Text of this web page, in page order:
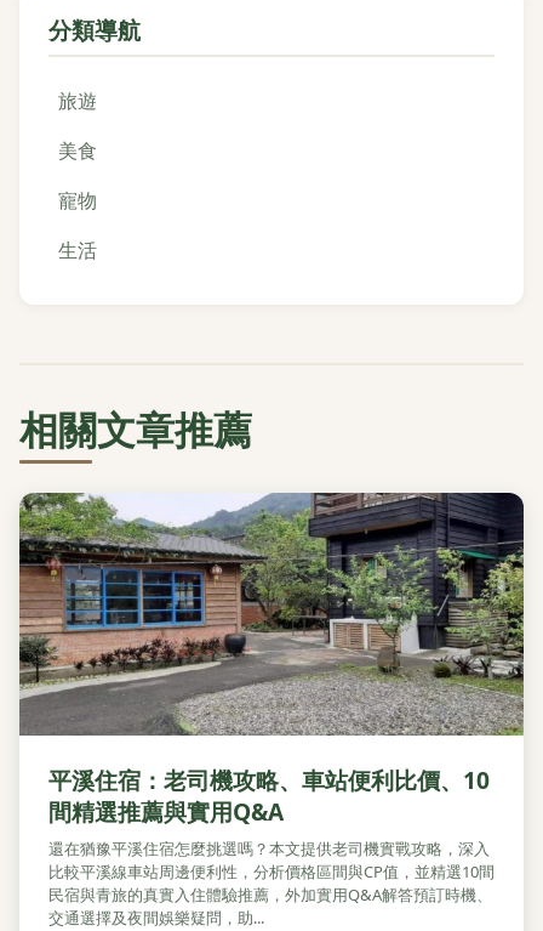
分類導航
旅遊
美食
寵物
生活
相關文章推薦
平溪住宿：老司機攻略、車站便利比價、10
間精選推薦與實用Q&A
還在猶豫平溪住宿怎麼挑選嗎？本文提供老司機實戰攻略，深入
比較平溪線車站周邊便利性，分析價格區間與CP值，並精選10間
民宿與青旅的真實入住體驗推薦，外加實用Q&A解答預訂時機、
交通選擇及夜間娛樂疑問，助...